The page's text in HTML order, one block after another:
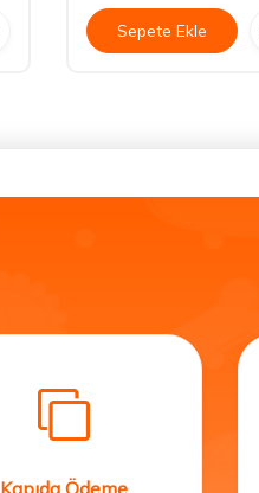
Sepete Ekle